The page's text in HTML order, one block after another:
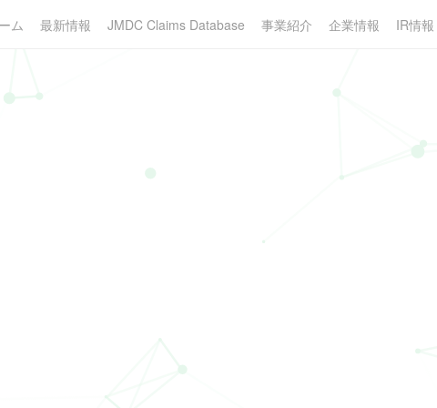
ム 最新情報 JMDC Claims Database 事業紹介 企業情報 IR情報